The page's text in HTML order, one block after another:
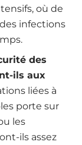
où de
infections
des
ils aux
liées à
porte sur
les
ils assez